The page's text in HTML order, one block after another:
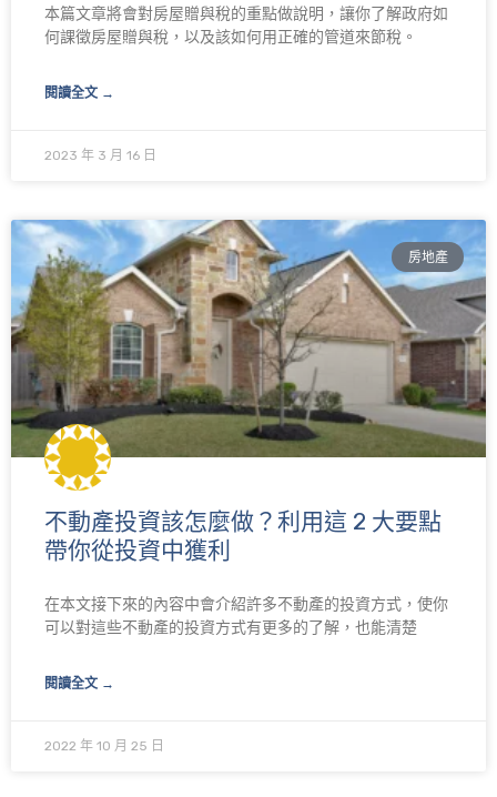
本篇文章將會對房屋贈與稅的重點做說明，讓你了解政府如
何課徵房屋贈與稅，以及該如何用正確的管道來節稅。
閱讀全文 →
2023 年 3 月 16 日
房地產
不動產投資該怎麼做？利用這 2 大要點
帶你從投資中獲利
在本文接下來的內容中會介紹許多不動產的投資方式，使你
可以對這些不動產的投資方式有更多的了解，也能清楚
閱讀全文 →
2022 年 10 月 25 日